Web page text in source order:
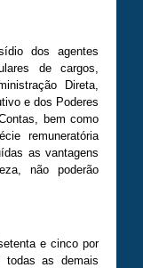
dos agentes
de cargos,
Direta,
e dos Poderes
bem como
remuneratória
as vantagens
não poderão
e cinco por
as demais